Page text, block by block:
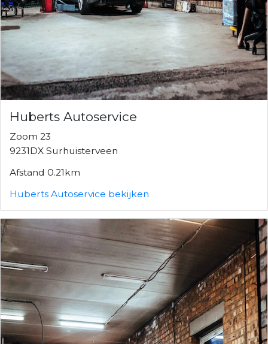
Huberts Autoservice
Zoom 23
9231DX Surhuisterveen
Afstand 0.21km
Huberts Autoservice bekijken